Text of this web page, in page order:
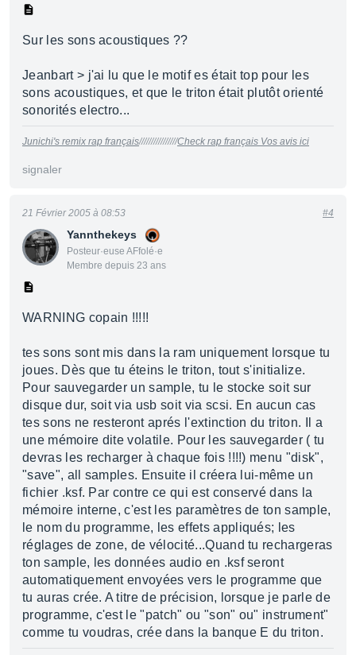
Sur les sons acoustiques ??
Jeanbart > j'ai lu que le motif es était top pour les
sons acoustiques, et que le triton était plutôt orienté
sonorités electro...
Junichi's remix rap français////////////////Check rap français Vos avis ici
signaler
Yannthekeys
Posteur·euse AFfolé·e
Membre depuis 23 ans
21 Février 2005 à 08:53 #4
WARNING copain !!!!!
tes sons sont mis dans la ram uniquement lorsque tu
joues. Dès que tu éteins le triton, tout s'initialize.
Pour sauvegarder un sample, tu le stocke soit sur
disque dur, soit via usb soit via scsi. En aucun cas
tes sons ne resteront aprés l'extinction du triton. Il a
une mémoire dite volatile. Pour les sauvegarder ( tu
devras les recharger à chaque fois !!!!) menu "disk",
"save", all samples. Ensuite il créera lui-même un
fichier .ksf. Par contre ce qui est conservé dans la
mémoire interne, c'est les paramètres de ton sample,
le nom du programme, les effets appliqués; les
réglages de zone, de vélocité...Quand tu rechargeras
ton sample, les données audio en .ksf seront
automatiquement envoyées vers le programme que
tu auras crée. A titre de précision, lorsque je parle de
programme, c'est le "patch" ou "son" ou" instrument"
comme tu voudras, crée dans la banque E du triton.